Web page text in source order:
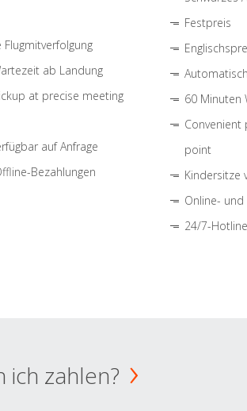
ab Landung
at precise meeting
auf Anfrage
Bezahlungen
Festpreis
60 Minuten
point
Kindersitze
Online-
24/7-Hotline
ich zahlen?